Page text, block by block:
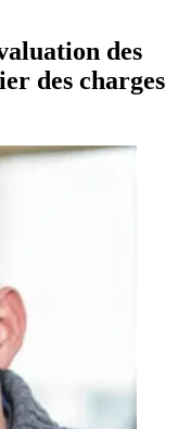
des
des charges